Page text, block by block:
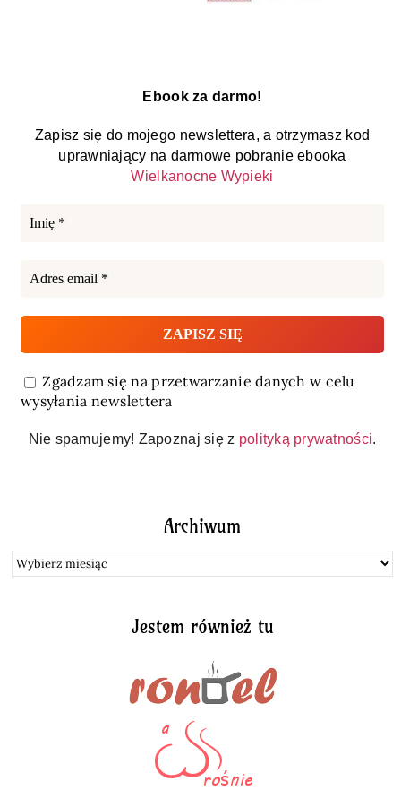
Ebook za darmo!
Zapisz się do mojego newslettera, a otrzymasz kod
uprawniający na darmowe pobranie ebooka
Wielkanocne Wypieki
Zgadzam się na przetwarzanie danych w celu
wysyłania newslettera
Nie spamujemy! Zapoznaj się z polityką prywatności.
Archiwum
Archiwum
Jestem również tu